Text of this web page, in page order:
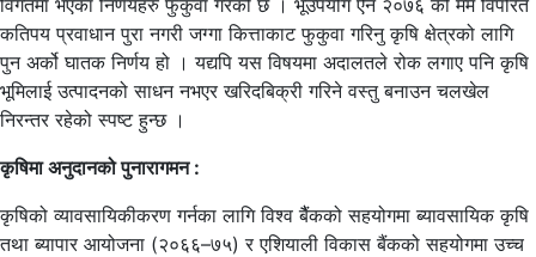
कतिपय प्रवाधान पुरा नगरी जग्गा कित्ताकाट फुकुवा गरिनु कृषि क्षेत्रको लागि
पुन अर्को घातक निर्णय हो । यद्यपि यस विषयमा अदालतले रोक लगाए पनि कृषि
भूमिलाई उत्पादनको साधन नभएर खरिदबिक्री गरिने वस्तु बनाउन चलखेल
निरन्तर रहेको स्पष्ट हुन्छ ।
कृषिमा अनुदानको पुनारागमन :
कृषिको व्यावसायिकीकरण गर्नका लागि विश्व बैैंकको सहयोगमा ब्यावसायिक कृषि
तथा ब्यापार आयोजना (२०६६–७५) र एशियाली विकास बैंकको सहयोगमा उच्च